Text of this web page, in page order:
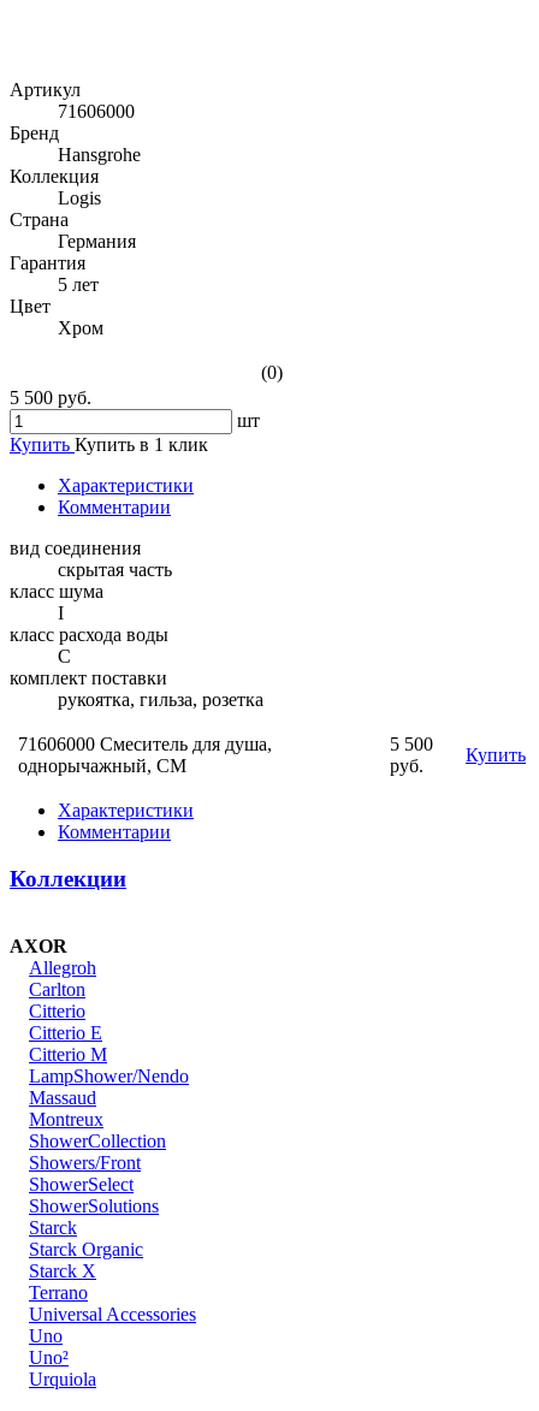
Артикул
71606000
Бренд
Hansgrohe
Коллекция
Logis
Страна
Германия
Гарантия
5 лет
Цвет
Хром
(0)
5 500 руб.
шт
Купить Купить в 1 клик
Характеристики
Комментарии
вид соединения
скрытая часть
класс шума
I
класс расхода воды
C
комплект поставки
рукоятка, гильза, розетка
71606000 Смеситель для душа,
однорычажный, СМ
5 500
руб.
Купить
Характеристики
Комментарии
Коллекции
AXOR
Allegroh
Carlton
Citterio
Citterio E
Citterio M
LampShower/Nendo
Massaud
Montreux
ShowerCollection
Showers/Front
ShowerSelect
ShowerSolutions
Starck
Starck Organic
Starck X
Terrano
Universal Accessories
Uno
Uno²
Urquiola